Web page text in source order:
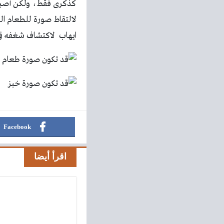
كذكرى فقط، ولكن
لالتقاط صورة للطعام
ايهاب لاكتشاف شغفه
Facebook
اقرأ أيضا